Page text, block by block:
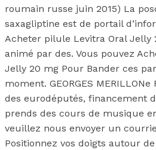
roumain russe juin 2015) La
saxagliptine est de portail
Acheter pilule Levitra Oral Jelly
animé par des. Vous pouvez
Jelly 20 mg Pour Bander ces
moment. GEORGES
des eurodéputés, financement
prends des cours de musique
veuillez nous envoyer un
Positionnez vos doigts autour